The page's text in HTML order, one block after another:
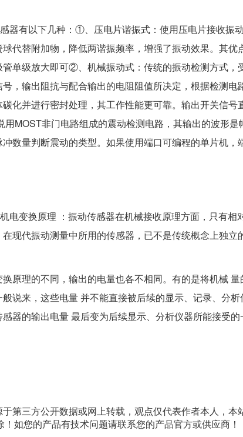
器有以下几种：①、压电片谐振式：使用压电片接收振
代替附加物，降低两谐振频率，增强了振动效果。其
单级放大即可②、机械振动式：传统的振动检测方式
，输出阻抗与配合输出的电阻阻值所决定，根据检测
化并进行密封处理，其工作性能更可靠。输出开关信
用MOST非门电路组成的震动检测电路，其输出的波形
数量判断震动的类型。如果使用端口可编程的单片机
电变换原理 ：振动传感器在机械接收原理方面，只有
现代振动测量中所用的传感器，已不是传统概念上独
原理的不同，输出的电量也各不相同。有的是将机械
说来，这些电量 并不能直接被后续的显示、记录、分
器的输出电量 最后变为后续显示、分析仪器所能接受的
第三方公开数据或网上转载，观点仅代表作者本人，
如您的产品有技术问题请联系您的产品官方或供应商！